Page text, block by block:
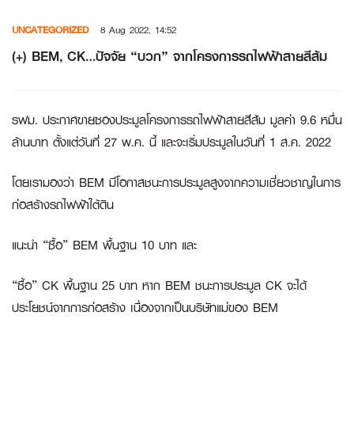
content
UNCATEGORIZED 8 Aug 2022, 14:52
(+) BEM, CK…ปัจจัย “บวก” จากโครงการรถไฟฟ้าสายสีส้ม
รฟม. ประกาศขายซองประมูลโครงการรถไฟฟ้าสายสีส้ม มูลค่า 9.6 หมื่น
ล้านบาท ตั้งแต่วันที่ 27 พ.ค. นี้ และจะเริ่มประมูลในวันที่ 1 ส.ค. 2022
โดยเรามองว่า BEM มีโอกาสชนะการประมูลสูงจากความเชี่ยวชาญในการ
ก่อสร้างรถไฟฟ้าใต้ดิน
แนะนำ “ซื้อ” BEM พื้นฐาน 10 บาท และ
“ซื้อ” CK พื้นฐาน 25 บาท หาก BEM ชนะการประมูล CK จะได้
ประโยชน์จากการก่อสร้าง เนื่องจากเป็นบริษัทแม่ของ BEM